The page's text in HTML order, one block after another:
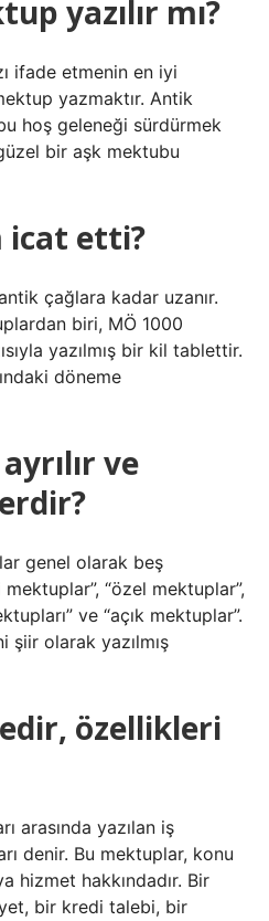
yazılır mı?
ifade etmenin en iyi
yazmaktır. Antik
hoş geleneği sürdürmek
bir aşk mektubu
icat etti?
çağlara kadar uzanır.
biri, MÖ 1000
yazılmış bir kil tablettir.
döneme
ve
genel olarak beş
“özel mektuplar”,
ve “açık mektuplar”.
şiir olarak yazılmış
özellikleri
arasında yazılan iş
denir. Bu mektuplar, konu
hizmet hakkındadır. Bir
bir kredi talebi, bir